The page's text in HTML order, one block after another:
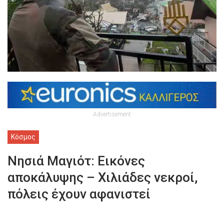
Advertisement
Κόσμος
Νησιά Μαγιότ: Εικόνες
αποκάλυψης – Χιλιάδες νεκροί,
πόλεις έχουν αφανιστεί